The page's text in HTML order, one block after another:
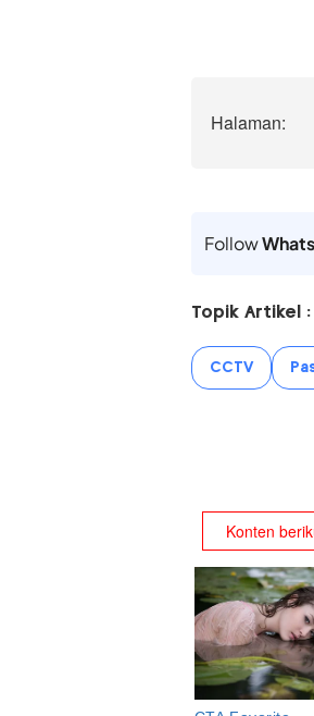
Halaman:
Follow
Topik Artikel :
CCTV